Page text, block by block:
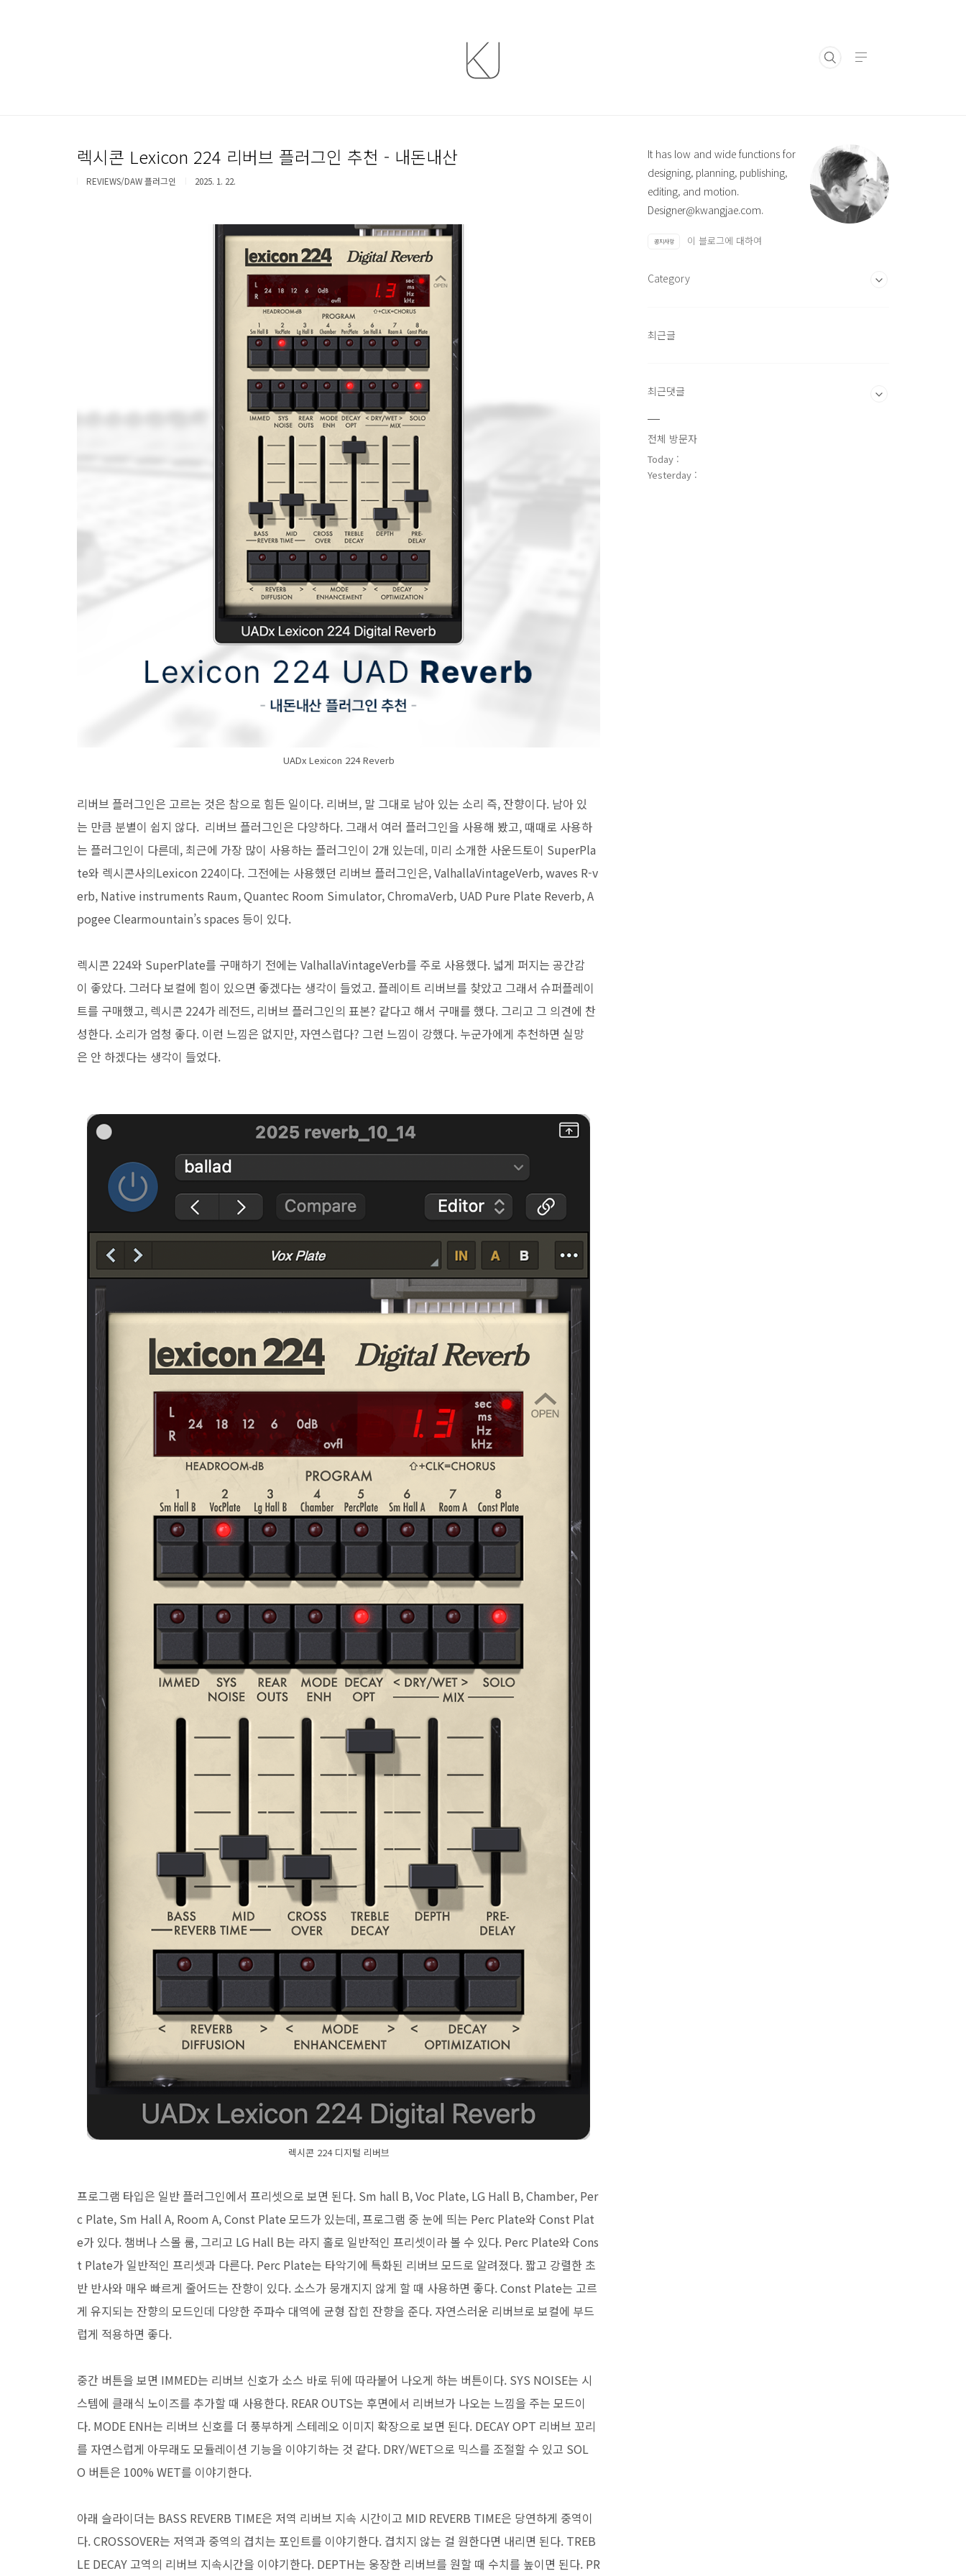
렉시콘 Lexicon 224 리버브 플러그인 추천 - 내돈내산
REVIEWS/DAW 플러그인 2025. 1. 22.
UADx Lexicon 224 Reverb
리버브 플러그인은 고르는 것은 참으로 힘든 일이다. 리버브, 말 그대로 남아 있는 소리 즉, 잔향이다. 남아 있
는 만큼 분별이 쉽지 않다. 리버브 플러그인은 다양하다. 그래서 여러 플러그인을 사용해 봤고, 때때로 사용하
는 플러그인이 다른데, 최근에 가장 많이 사용하는 플러그인이 2개 있는데, 미리 소개한 사운드토이 SuperPla
te와 렉시콘사의Lexicon 224이다. 그전에는 사용했던 리버브 플러그인은, ValhallaVintageVerb, waves R-v
erb, Native instruments Raum, Quantec Room Simulator, ChromaVerb, UAD Pure Plate Reverb, A
pogee Clearmountain’s spaces 등이 있다.
렉시콘 224와 SuperPlate를 구매하기 전에는 ValhallaVintageVerb를 주로 사용했다. 넓게 퍼지는 공간감
이 좋았다. 그러다 보컬에 힘이 있으면 좋겠다는 생각이 들었고. 플레이트 리버브를 찾았고 그래서 슈퍼플레이
트를 구매했고, 렉시콘 224가 레전드, 리버브 플러그인의 표본? 같다고 해서 구매를 했다. 그리고 그 의견에 찬
성한다. 소리가 엄청 좋다. 이런 느낌은 없지만, 자연스럽다? 그런 느낌이 강했다. 누군가에게 추천하면 실망
은 안 하겠다는 생각이 들었다.
렉시콘 224 디지털 리버브
프로그램 타입은 일반 플러그인에서 프리셋으로 보면 된다. Sm hall B, Voc Plate, LG Hall B, Chamber, Per
c Plate, Sm Hall A, Room A, Const Plate 모드가 있는데, 프로그램 중 눈에 띄는 Perc Plate와 Const Plat
e가 있다. 챔버나 스몰 룸, 그리고 LG Hall B는 라지 홀로 일반적인 프리셋이라 볼 수 있다. Perc Plate와 Cons
t Plate가 일반적인 프리셋과 다른다. Perc Plate는 타악기에 특화된 리버브 모드로 알려졌다. 짧고 강렬한 초
반 반사와 매우 빠르게 줄어드는 잔향이 있다. 소스가 뭉개지지 않게 할 때 사용하면 좋다. Const Plate는 고르
게 유지되는 잔향의 모드인데 다양한 주파수 대역에 균형 잡힌 잔향을 준다. 자연스러운 리버브로 보컬에 부드
럽게 적용하면 좋다.
중간 버튼을 보면 IMMED는 리버브 신호가 소스 바로 뒤에 따라붙어 나오게 하는 버튼이다. SYS NOISE는 시
스템에 클래식 노이즈를 추가할 때 사용한다. REAR OUTS는 후면에서 리버브가 나오는 느낌을 주는 모드이
다. MODE ENH는 리버브 신호를 더 풍부하게 스테레오 이미지 확장으로 보면 된다. DECAY OPT 리버브 꼬리
를 자연스럽게 아무래도 모듈레이션 기능을 이야기하는 것 같다. DRY/WET으로 믹스를 조절할 수 있고 SOL
O 버튼은 100% WET를 이야기한다.
아래 슬라이더는 BASS REVERB TIME은 저역 리버브 지속 시간이고 MID REVERB TIME은 당연하게 중역이
다. CROSSOVER는 저역과 중역의 겹치는 포인트를 이야기한다. 겹치지 않는 걸 원한다면 내리면 된다. TREB
LE DECAY 고역의 리버브 지속시간을 이야기한다. DEPTH는 웅장한 리버브를 원할 때 수치를 높이면 된다. PR
It has low and wide functions for
designing, planning, publishing,
editing, and motion.
Designer@kwangjae.com.
공지사항 이 블로그에 대하여
Category
최근글
최근댓글
전체 방문자
Today :
Yesterday :